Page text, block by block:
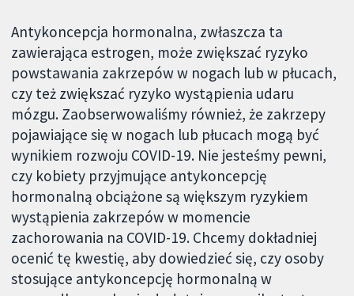
Antykoncepcja hormonalna, zwłaszcza ta
zawierająca estrogen, może zwiększać ryzyko
powstawania zakrzepów w nogach lub w płucach,
czy też zwiększać ryzyko wystąpienia udaru
mózgu. Zaobserwowaliśmy również, że zakrzepy
pojawiające się w nogach lub płucach mogą być
wynikiem rozwoju COVID-19. Nie jesteśmy pewni,
czy kobiety przyjmujące antykoncepcję
hormonalną obciążone są większym ryzykiem
wystąpienia zakrzepów w momencie
zachorowania na COVID-19. Chcemy dokładniej
ocenić tę kwestię, aby dowiedzieć się, czy osoby
stosujące antykoncepcję hormonalną w